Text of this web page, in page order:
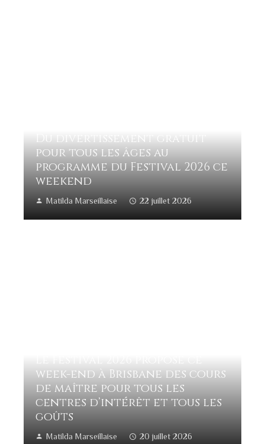
Du divertissement gratuit
pour tous les âges au
programme du Festival 2026 ce
weekend
Matilda Marseillaise 22 juillet 2026
week-end à Brisbane des cours
de maître pour tous les
centres d’intérêt et tous les
goûts
Matilda Marseillaise 20 juillet 2026